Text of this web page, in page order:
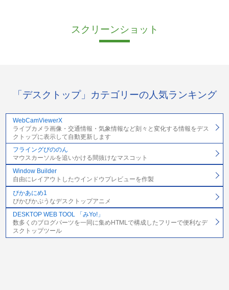
スクリーンショット
「デスクトップ」カテゴリーの人気ランキング
WebCamViewerX
ライブカメラ画像・交通情報・気象情報など刻々と変化する情報をデス
クトップに表示して自動更新します
フライングぴののん
マウスカーソルを追いかける間抜けなマスコット
Window Builder
自由にレイアウトしたウインドウプレビューを作製
ぴかあにめ1
ぴかぴかぷうなデスクトップアニメ
DESKTOP WEB TOOL 「みYo!」
数多くのブログパーツを一同に集めHTMLで構成したフリーで便利なデ
スクトップツール